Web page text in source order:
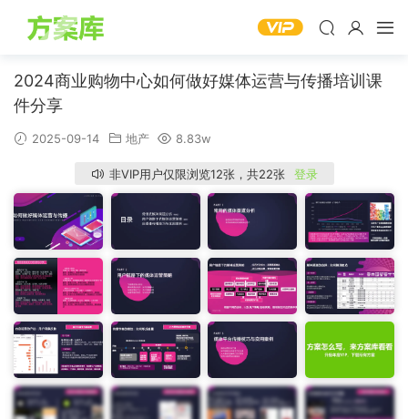
2024商业购物中心如何做好媒体运营与传播培训课
件分享
2025-09-14 地产 8.83w
非VIP用户仅限浏览12张，共22张 登录